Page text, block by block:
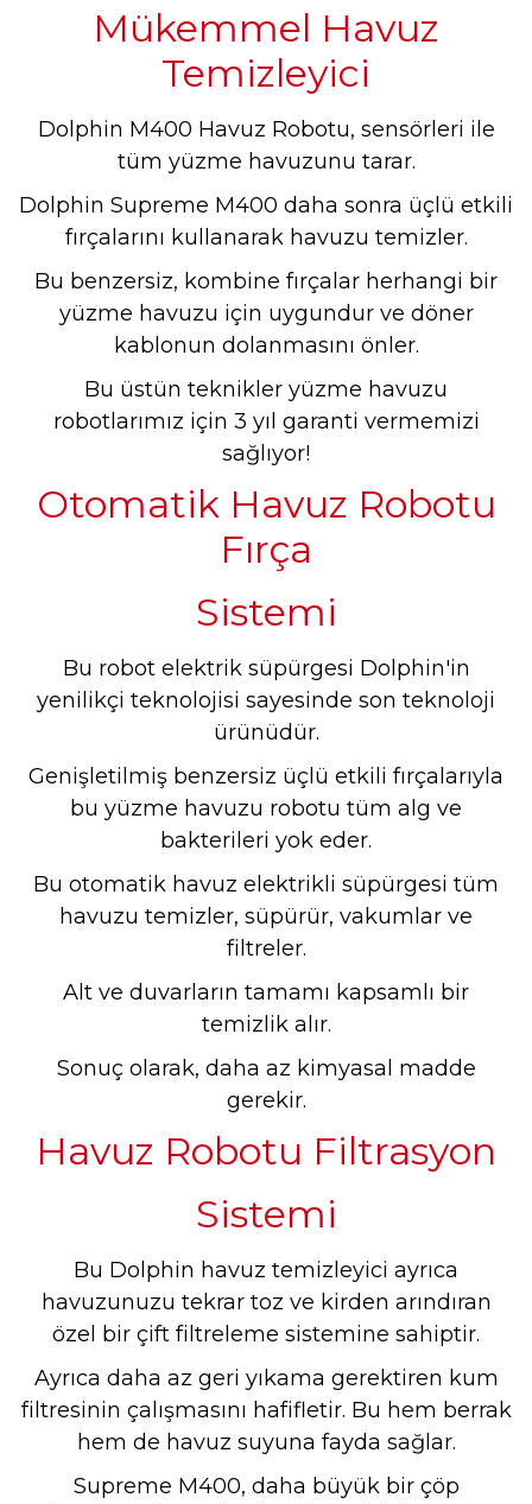
Mükemmel Havuz
Temizleyici
Dolphin M400 Havuz Robotu, sensörleri ile
tüm yüzme havuzunu tarar.
Dolphin Supreme M400 daha sonra üçlü etkili
fırçalarını kullanarak havuzu temizler.
Bu benzersiz, kombine fırçalar herhangi bir
yüzme havuzu için uygundur ve döner
kablonun dolanmasını önler.
Bu üstün teknikler yüzme havuzu
robotlarımız için 3 yıl garanti vermemizi
sağlıyor!
Otomatik Havuz Robotu
Fırça
Sistemi
Bu robot elektrik süpürgesi Dolphin'in
yenilikçi teknolojisi sayesinde son teknoloji
ürünüdür.
Genişletilmiş benzersiz üçlü etkili fırçalarıyla
bu yüzme havuzu robotu tüm alg ve
bakterileri yok eder.
Bu otomatik havuz elektrikli süpürgesi tüm
havuzu temizler, süpürür, vakumlar ve
filtreler.
Alt ve duvarların tamamı kapsamlı bir
temizlik alır.
Sonuç olarak, daha az kimyasal madde
gerekir.
Havuz Robotu Filtrasyon
Sistemi
Bu Dolphin havuz temizleyici ayrıca
havuzunuzu tekrar toz ve kirden arındıran
özel bir çift filtreleme sistemine sahiptir.
Ayrıca daha az geri yıkama gerektiren kum
filtresinin çalışmasını hafifletir. Bu hem berrak
hem de havuz suyuna fayda sağlar.
Supreme M400, daha büyük bir çöp